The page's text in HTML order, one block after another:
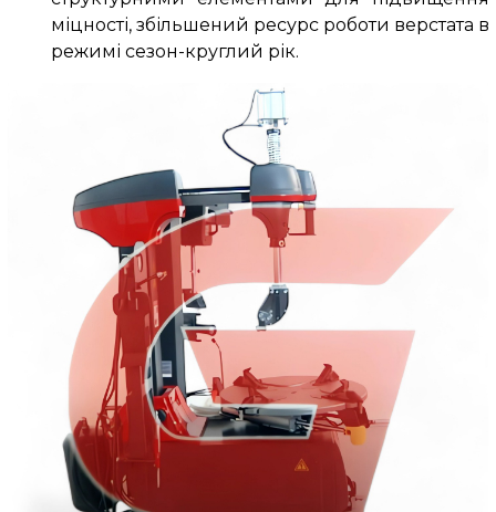
міцності, збільшений ресурс роботи верстата в
режимі сезон-круглий рік.